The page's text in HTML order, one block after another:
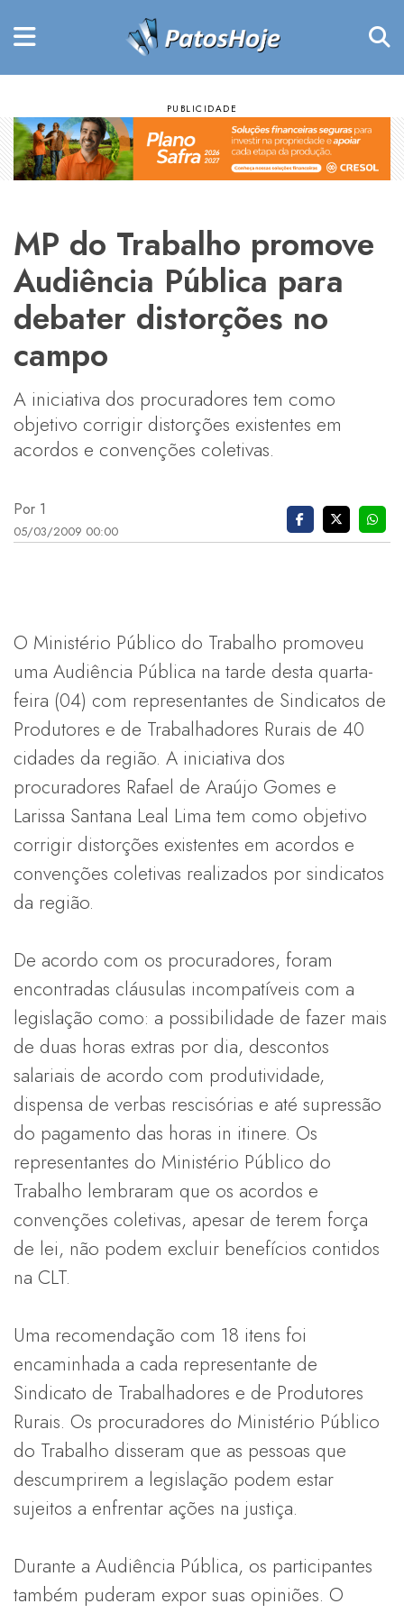
MP do Trabalho promove
Audiência Pública para
debater distorções no
campo
A iniciativa dos procuradores tem como
objetivo corrigir distorções existentes em
acordos e convenções coletivas.
Por 1
05/03/2009 00:00
O Ministério Público do Trabalho promoveu
uma Audiência Pública na tarde desta quarta-
feira (04) com representantes de Sindicatos de
Produtores e de Trabalhadores Rurais de 40
cidades da região. A iniciativa dos
procuradores Rafael de Araújo Gomes e
Larissa Santana Leal Lima tem como objetivo
corrigir distorções existentes em acordos e
convenções coletivas realizados por sindicatos
da região.
De acordo com os procuradores, foram
encontradas cláusulas incompatíveis com a
legislação como: a possibilidade de fazer mais
de duas horas extras por dia, descontos
salariais de acordo com produtividade,
dispensa de verbas rescisórias e até supressão
do pagamento das horas in itinere. Os
representantes do Ministério Público do
Trabalho lembraram que os acordos e
convenções coletivas, apesar de terem força
de lei, não podem excluir benefícios contidos
na CLT.
Uma recomendação com 18 itens foi
encaminhada a cada representante de
Sindicato de Trabalhadores e de Produtores
Rurais. Os procuradores do Ministério Público
do Trabalho disseram que as pessoas que
descumprirem a legislação podem estar
sujeitos a enfrentar ações na justiça.
Durante a Audiência Pública, os participantes
também puderam expor suas opiniões. O